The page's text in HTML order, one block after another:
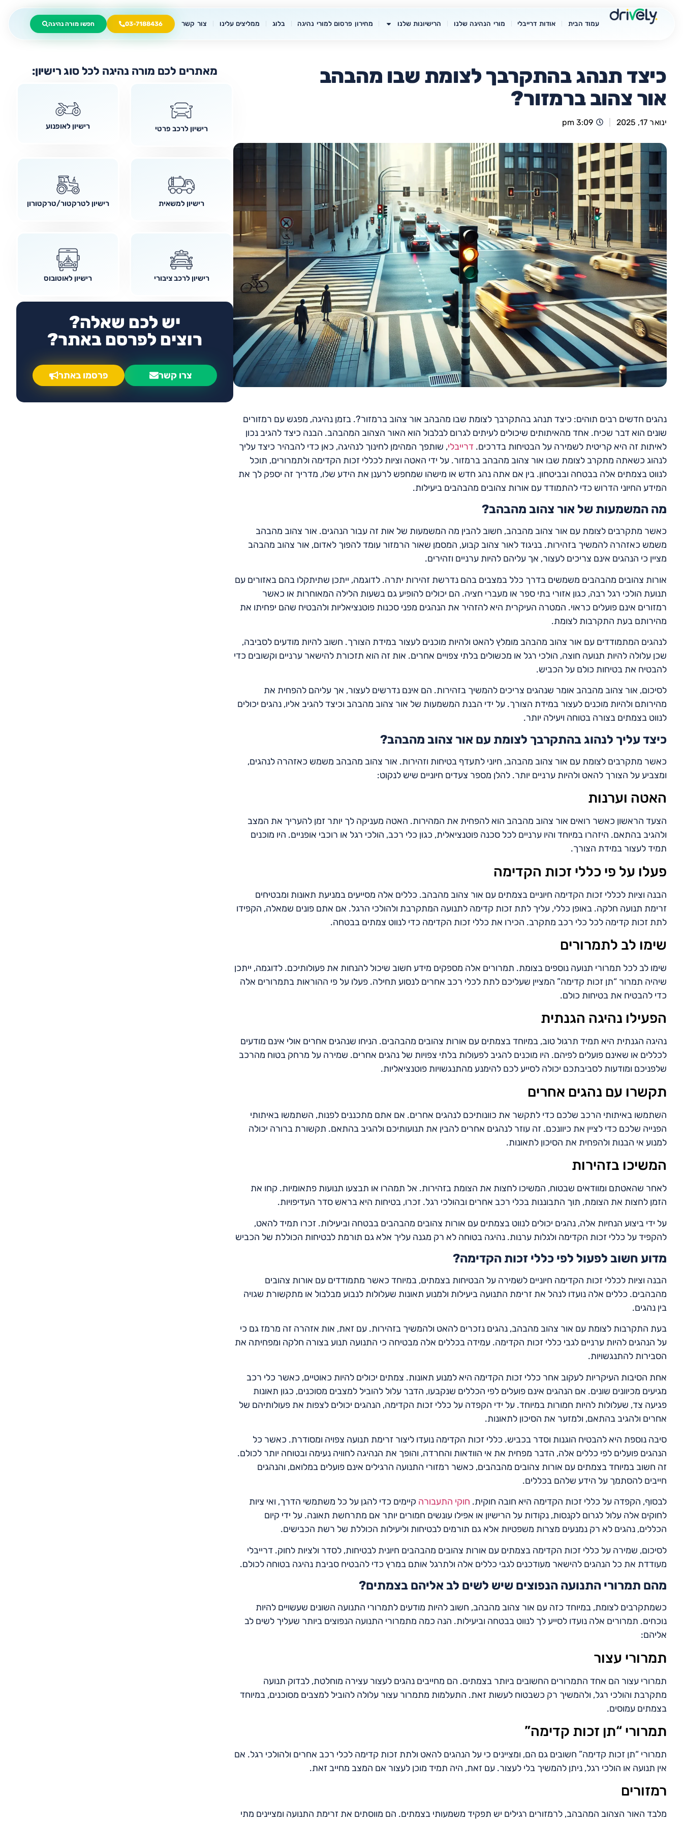
עמוד הבית אודות דרייבלי מורי הנהיגה שלנו הרישיונות שלנו מחירון פרסום למורי נהיגה בלוג ממליצים עלינו צור קשר 03-7188436 חפשו מורה נהיגה
כיצד תנהג בהתקרבך לצומת שבו מהבהב
אור צהוב ברמזור?
ינואר 17, 2025 3:09 pm
נהגים חדשים רבים תוהים: כיצד תנהג בהתקרבך לצומת שבו מהבהב אור צהוב ברמזור?. בזמן נהיגה, מפגש עם רמזורים
שונים הוא דבר שכיח. אחד מהאיתותים שיכולים לעיתים לגרום לבלבול הוא האור הצהוב המהבהב. הבנה כיצד להגיב נכון
לאיתות זה היא קריטית לשמירה על הבטיחות בדרכים. דרייבלי, שותפך המהימן לחינוך לנהיגה, כאן כדי להבהיר כיצד עליך
לנהוג כשאתה מתקרב לצומת שבו אור צהוב מהבהב ברמזור. על ידי האטה וציות לכללי זכות הקדימה ולתמרורים, תוכל
לנווט בצמתים אלה בבטחה ובביטחון. בין אם אתה נהג חדש או מישהו שמחפש לרענן את הידע שלו, מדריך זה יספק לך את
המידע החיוני הדרוש כדי להתמודד עם אורות צהובים מהבהבים ביעילות.
מה המשמעות של אור צהוב מהבהב?
כאשר מתקרבים לצומת עם אור צהוב מהבהב, חשוב להבין מה המשמעות של אות זה עבור הנהגים. אור צהוב מהבהב
משמש כאזהרה להמשיך בזהירות. בניגוד לאור צהוב קבוע, המסמן שאור הרמזור עומד להפוך לאדום, אור צהוב מהבהב
מציין כי הנהגים אינם צריכים לעצור, אך עליהם להיות ערניים וזהירים.
אורות צהובים מהבהבים משמשים בדרך כלל במצבים בהם נדרשת זהירות יתרה. לדוגמה, ייתכן שתיתקלו בהם באזורים עם
תנועת הולכי רגל רבה, כגון אזורי בתי ספר או מעברי חציה. הם יכולים להופיע גם בשעות הלילה המאוחרות או כאשר
רמזורים אינם פועלים כראוי. המטרה העיקרית היא להזהיר את הנהגים מפני סכנות פוטנציאליות ולהבטיח שהם יפחיתו את
מהירותם בעת התקרבות לצומת.
לנהגים המתמודדים עם אור צהוב מהבהב מומלץ להאט ולהיות מוכנים לעצור במידת הצורך. חשוב להיות מודעים לסביבה,
שכן עלולה להיות תנועה חוצה, הולכי רגל או מכשולים בלתי צפויים אחרים. אות זה הוא תזכורת להישאר ערניים וקשובים כדי
להבטיח את בטיחות כולם על הכביש.
לסיכום, אור צהוב מהבהב אומר שנהגים צריכים להמשיך בזהירות. הם אינם נדרשים לעצור, אך עליהם להפחית את
מהירותם ולהיות מוכנים לעצור במידת הצורך. על ידי הבנת המשמעות של אור צהוב מהבהב וכיצד להגיב אליו, נהגים יכולים
לנווט בצמתים בצורה בטוחה ויעילה יותר.
כיצד עליך לנהוג בהתקרבך לצומת עם אור צהוב מהבהב?
כאשר מתקרבים לצומת עם אור צהוב מהבהב, חיוני לתעדף בטיחות וזהירות. אור צהוב מהבהב משמש כאזהרה לנהגים,
ומצביע על הצורך להאט ולהיות ערניים יותר. להלן מספר צעדים חיוניים שיש לנקוט:
האטה וערנות
הצעד הראשון כאשר רואים אור צהוב מהבהב הוא להפחית את המהירות. האטה מעניקה לך יותר זמן להעריך את המצב
ולהגיב בהתאם. היזהרו במיוחד והיו ערניים לכל סכנה פוטנציאלית, כגון כלי רכב, הולכי רגל או רוכבי אופניים. היו מוכנים
תמיד לעצור במידת הצורך.
פעלו על פי כללי זכות הקדימה
הבנה וציות לכללי זכות הקדימה חיוניים בצמתים עם אור צהוב מהבהב. כללים אלה מסייעים במניעת תאונות ומבטיחים
זרימת תנועה חלקה. באופן כללי, עליך לתת זכות קדימה לתנועה המתקרבת ולהולכי הרגל. אם אתם פונים שמאלה, הקפידו
לתת זכות קדימה לכל כלי רכב מתקרב. הכירו את כללי זכות הקדימה כדי לנווט צמתים בבטחה.
שימו לב לתמרורים
שימו לב לכל תמרורי תנועה נוספים בצומת. תמרורים אלה מספקים מידע חשוב שיכול להנחות את פעולותיכם. לדוגמה, ייתכן
שיהיה תמרור “תן זכות קדימה” המציין שעליכם לתת לכלי רכב אחרים לנסוע תחילה. פעלו על פי ההוראות בתמרורים אלה
כדי להבטיח את בטיחות כולם.
הפעילו נהיגה הגנתית
נהיגה הגנתית היא תמיד תרגול טוב, במיוחד בצמתים עם אורות צהובים מהבהבים. הניחו שנהגים אחרים אולי אינם מודעים
לכללים או שאינם פועלים לפיהם. היו מוכנים להגיב לפעולות בלתי צפויות של נהגים אחרים. שמירה על מרחק בטוח מהרכב
שלפניכם ומודעות לסביבתכם יכולה לסייע לכם להימנע מהתנגשויות פוטנציאליות.
תקשרו עם נהגים אחרים
השתמשו באיתותי הרכב שלכם כדי לתקשר את כוונותיכם לנהגים אחרים. אם אתם מתכננים לפנות, השתמשו באיתותי
הפנייה שלכם כדי לציין את כיוונכם. זה עוזר לנהגים אחרים להבין את תנועותיכם ולהגיב בהתאם. תקשורת ברורה יכולה
למנוע אי הבנות ולהפחית את הסיכון לתאונות.
המשיכו בזהירות
לאחר שהאטתם ומוודאים שבטוח, המשיכו לחצות את הצומת בזהירות. אל תמהרו או תבצעו תנועות פתאומיות. קחו את
הזמן לחצות את הצומת, תוך התבוננות בכלי רכב אחרים ובהולכי רגל. זכרו, בטיחות היא בראש סדר העדיפויות.
על ידי ביצוע הנחיות אלה, נהגים יכולים לנווט בצמתים עם אורות צהובים מהבהבים בבטחה וביעילות. זכרו תמיד להאט,
להקפיד על כללי זכות הקדימה ולגלות ערנות. נהיגה בטוחה לא רק מגנה עליך אלא גם תורמת לבטיחות הכוללת של הכביש
מדוע חשוב לפעול לפי כללי זכות הקדימה?
הבנה וציות לכללי זכות הקדימה חיוניים לשמירה על הבטיחות בצמתים, במיוחד כאשר מתמודדים עם אורות צהובים
מהבהבים. כללים אלה נועדו לנהל את זרימת התנועה ביעילות ולמנוע תאונות שעלולות לנבוע מבלבול או מתקשורת שגויה
בין נהגים.
בעת התקרבות לצומת עם אור צהוב מהבהב, נהגים נזכרים להאט ולהמשיך בזהירות. עם זאת, אות אזהרה זה מרמז גם כי
על הנהגים להיות ערניים לגבי כללי זכות הקדימה. עמידה בכללים אלה מבטיחה כי התנועה תנוע בצורה חלקה ומפחיתה את
הסבירות להתנגשויות.
אחת הסיבות העיקריות לעקוב אחר כללי זכות הקדימה היא למנוע תאונות. צמתים יכולים להיות כאוטיים, כאשר כלי רכב
מגיעים מכיוונים שונים. אם הנהגים אינם פועלים לפי הכללים שנקבעו, הדבר עלול להוביל למצבים מסוכנים, כגון תאונות
פגיעה צד, שעלולות להיות חמורות במיוחד. על ידי הקפדה על כללי זכות הקדימה, הנהגים יכולים לצפות את פעולותיהם של
אחרים ולהגיב בהתאם, ולמזער את הסיכון לתאונות.
סיבה נוספת היא להבטיח הוגנות וסדר בכביש. כללי זכות הקדימה נועדו ליצור זרימת תנועה צפויה ומסודרת. כאשר כל
הנהגים פועלים לפי כללים אלה, הדבר מפחית את אי הוודאות והחרדה, והופך את הנהיגה לחוויה נעימה ובטוחה יותר לכולם.
זה חשוב במיוחד בצמתים עם אורות צהובים מהבהבים, כאשר רמזורי התנועה הרגילים אינם פועלים במלואם, והנהגים
חייבים להסתמך על הידע שלהם בכללים.
לבסוף, הקפדה על כללי זכות הקדימה היא חובה חוקית. חוקי התעבורה קיימים כדי להגן על כל משתמשי הדרך, ואי ציות
לחוקים אלה עלול לגרום לקנסות, נקודות על הרישיון או אפילו עונשים חמורים יותר אם מתרחשת תאונה. על ידי קיום
הכללים, נהגים לא רק נמנעים מצרות משפטיות אלא גם תורמים לבטיחות וליעילות הכוללת של רשת הכבישים.
לסיכום, שמירה על כללי זכות הקדימה בצמתים עם אורות צהובים מהבהבים חיונית לבטיחות, לסדר ולציות לחוק. דרייבלי
מעודדת את כל הנהגים להישאר מעודכנים לגבי כללים אלה ולתרגל אותם במרץ כדי להבטיח סביבת נהיגה בטוחה לכולם.
מהם תמרורי התנועה הנפוצים שיש לשים לב אליהם בצמתים?
כשמתקרבים לצומת, במיוחד כזה עם אור צהוב מהבהב, חשוב להיות מודעים לתמרורי התנועה השונים שעשויים להיות
נוכחים. תמרורים אלה נועדו לסייע לך לנווט בבטחה וביעילות. הנה כמה מתמרורי התנועה הנפוצים ביותר שעליך לשים לב
אליהם:
תמרורי עצור
תמרורי עצור הם אחד התמרורים החשובים ביותר בצמתים. הם מחייבים נהגים לעצור עצירה מוחלטת, לבדוק תנועה
מתקרבת והולכי רגל, ולהמשיך רק כשבטוח לעשות זאת. התעלמות מתמרור עצור עלולה להוביל למצבים מסוכנים, במיוחד
בצמתים עמוסים.
תמרורי “תן זכות קדימה”
תמרורי “תן זכות קדימה” חשובים גם הם, ומציינים כי על הנהגים להאט ולתת זכות קדימה לכלי רכב אחרים ולהולכי רגל. אם
אין תנועה או הולכי רגל, ניתן להמשיך בלי לעצור. עם זאת, היה תמיד מוכן לעצור אם המצב מחייב זאת.
רמזורים
מלבד האור הצהוב המהבהב, לרמזורים רגילים יש תפקיד משמעותי בצמתים. הם מווסתים את זרימת התנועה ומציינים מתי
מאתרים לכם מורה נהיגה לכל סוג רישיון:
רישיון לרכב פרטי רישיון לאופנוע
רישיון למשאית רישיון לטרקטור/טרקטורון
רישיון לרכב ציבורי רישיון לאוטובוס
יש לכם שאלה?
רוצים לפרסם באתר?
צרו קשר פרסמו באתר